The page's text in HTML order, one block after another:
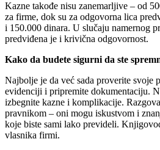
Kazne takođe nisu zanemarljive – od
za firme, dok su za odgovorna lica
i 150.000 dinara. U slučaju namernog
predviđena je i krivična odgovornost.
Kako da budete sigurni da ste
Najbolje je da već sada proverite svoje
evidenciji i pripremite dokumentaciju.
izbegnite kazne i komplikacije.
pravnikom – oni mogu iskustvom i
koje biste sami lako prevideli.
vlasnika firmi.